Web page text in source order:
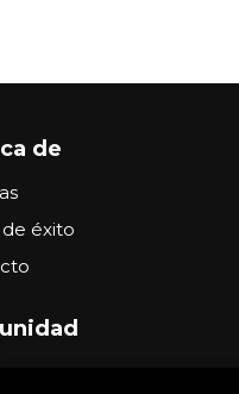
de
de éxito